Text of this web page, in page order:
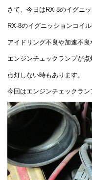
さて、今日はRX-8のイグニ
RX-8のイグニッションコイ
アイドリング不良や加速不良
エンジンチェックランプが
点灯しない時もあります。
今回はエンジンチェックラン